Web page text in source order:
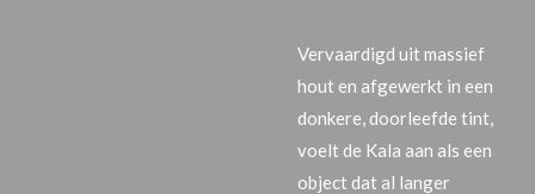
Vervaardigd uit massief
hout en afgewerkt in een
donkere, doorleefde tint,
voelt de Kala aan als een
object dat al langer